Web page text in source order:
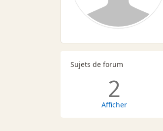
Sujets de forum
2
Afficher